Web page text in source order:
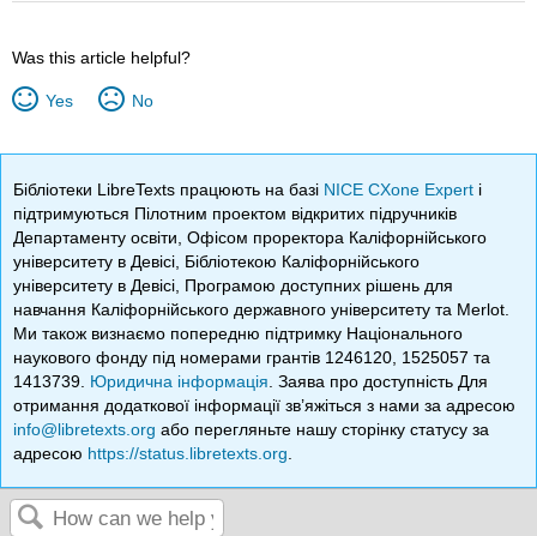
Was this article helpful?
Yes No
Бібліотеки LibreTexts працюють на базі NICE CXone Expert і
підтримуються Пілотним проектом відкритих підручників
Департаменту освіти, Офісом проректора Каліфорнійського
університету в Девісі, Бібліотекою Каліфорнійського
університету в Девісі, Програмою доступних рішень для
навчання Каліфорнійського державного університету та Merlot.
Ми також визнаємо попередню підтримку Національного
наукового фонду під номерами грантів 1246120, 1525057 та
1413739. Юридична інформація . Заява про доступність Для
отримання додаткової інформації зв’яжіться з нами за адресою
info@libretexts.org або перегляньте нашу сторінку статусу за
адресою https://status.libretexts.org